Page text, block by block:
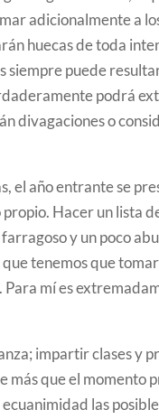
adicionalmente a
huecas de toda
siempre puede
podrá
divagaciones o
el año entrante se
Hacer un lista
y un poco
tenemos que
mí es
impartir clases y
más que el momento
las